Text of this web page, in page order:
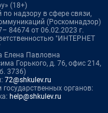
(18+)
надзору в сфере связи,
(Роскомнадзор)
84674 от 06.02.2023 г.
"ИНТЕРНЕТ
Елена Павловна
Горького, д. 76, офис 214,
3736)
72@shkulev.ru
органов:
help@shkulev.ru